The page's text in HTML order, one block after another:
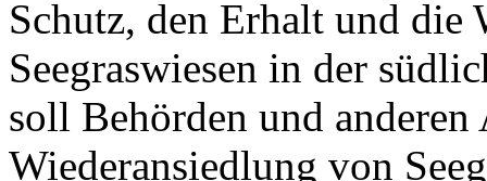
Schutz, den Erhalt und die
Seegraswiesen in der
soll Behörden und
Wiederansiedlung von